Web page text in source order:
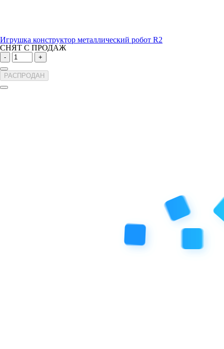
Игрушка конструктор металлический робот R2
СНЯТ С ПРОДАЖ
- +
РАСПРОДАН